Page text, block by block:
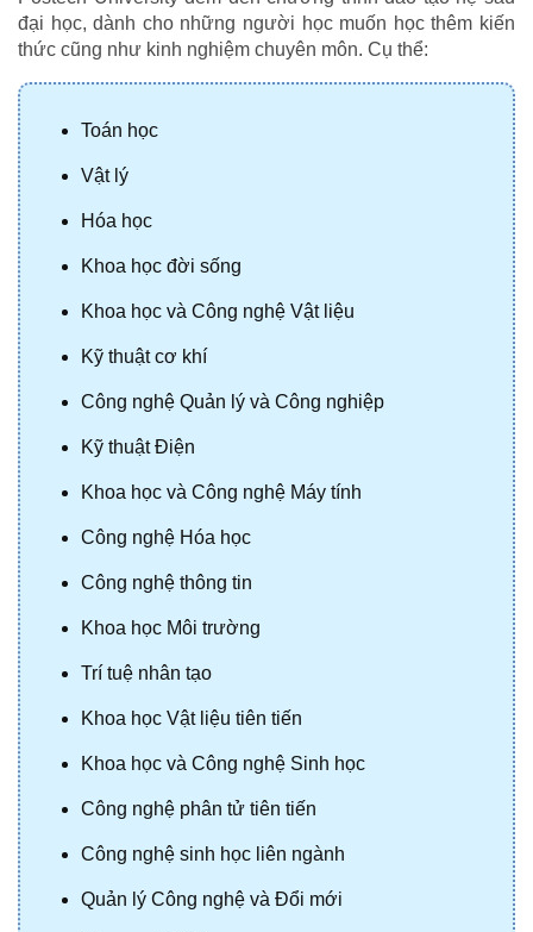
đại học, dành cho những người học muốn học thêm kiến
thức cũng như kinh nghiệm chuyên môn. Cụ thể:
Toán học
Vật lý
Hóa học
Khoa học đời sống
Khoa học và Công nghệ Vật liệu
Kỹ thuật cơ khí
Công nghệ Quản lý và Công nghiệp
Kỹ thuật Điện
Khoa học và Công nghệ Máy tính
Công nghệ Hóa học
Công nghệ thông tin
Khoa học Môi trường
Trí tuệ nhân tạo
Khoa học Vật liệu tiên tiến
Khoa học và Công nghệ Sinh học
Công nghệ phân tử tiên tiến
Công nghệ sinh học liên ngành
Quản lý Công nghệ và Đổi mới